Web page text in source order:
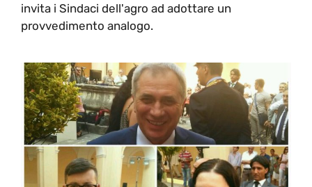
invita i Sindaci dell'agro ad adottare un
provvedimento analogo.